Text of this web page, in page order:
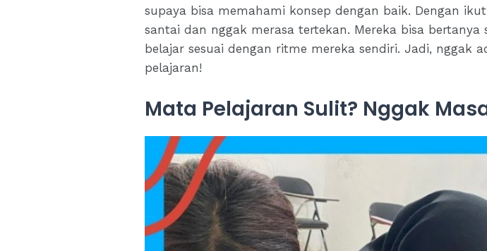
supaya bisa memahami konsep dengan baik. Dengan
santai dan nggak merasa tertekan. Mereka bisa
belajar sesuai dengan ritme mereka sendiri. Jadi, nggak
pelajaran!
Mata Pelajaran Sulit? Nggak